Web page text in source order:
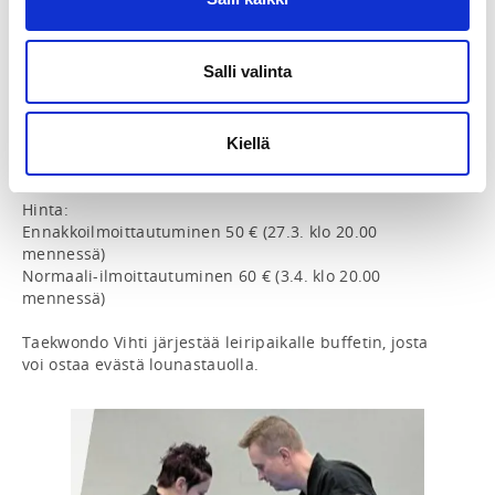
Salli valinta
Kiellä
13.30-14.00 lounastauko
Paikka: Aura Light Areena, Juurakkotie 6, 03100 Vihti
Leiri soveltuu kaikille vähintään 13-vuotiaille
Hinta:
Ennakkoilmoittautuminen 50 € (27.3. klo 20.00
mennessä)
Normaali-ilmoittautuminen 60 € (3.4. klo 20.00
mennessä)
Taekwondo Vihti järjestää leiripaikalle buffetin, josta
voi ostaa evästä lounastauolla.